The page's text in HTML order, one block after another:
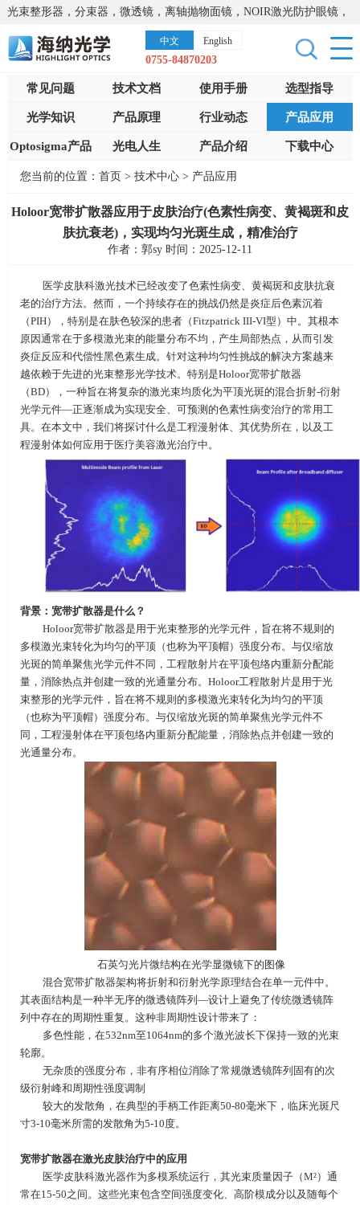
光束整形器，分束器，微透镜，离轴抛物面镜，NOIR激光防护眼镜，
太阳能模拟器，显微镜载物台，激光器，光谱仪，红外热像仪，激光
晶体
中文 English
0755-84870203
常见问题 技术文档 使用手册 选型指导
光学知识 产品原理 行业动态 产品应用
Optosigma产品 光电人生 产品介绍 下载中心
您当前的位置： 首页 > 技术中心 > 产品应用
Holoor宽带扩散器应用于皮肤治疗(色素性病变、黄褐斑和皮
肤抗衰老)，实现均匀光斑生成，精准治疗
作者：郭sy 时间：2025-12-11
医学皮肤科激光技术已经改变了色素性病变、黄褐斑和皮肤抗衰
老的治疗方法。然而，一个持续存在的挑战仍然是炎症后色素沉着
（PIH），特别是在肤色较深的患者（Fitzpatrick III-VI型）中。其根本
原因通常在于多模激光束的能量分布不均，产生局部热点，从而引发
炎症反应和代偿性黑色素生成。针对这种均匀性挑战的解决方案越来
越依赖于先进的光束整形光学技术。特别是Holoor宽带扩散器
（BD），一种旨在将复杂的激光束均质化为平顶光斑的混合折射-衍射
光学元件—正逐渐成为实现安全、可预测的色素性病变治疗的常用工
具。在本文中，我们将探讨什么是工程漫射体、其优势所在，以及工
程漫射体如何应用于医疗美容激光治疗中。
背景：宽带扩散器是什么？
Holoor宽带扩散器是用于光束整形的光学元件，旨在将不规则的
多模激光束转化为均匀的平顶（也称为平顶帽）强度分布。与仅缩放
光斑的简单聚焦光学元件不同，工程散射片在平顶包络内重新分配能
量，消除热点并创建一致的光通量分布。 Holoor工程散射片是用于光
束整形的光学元件，旨在将不规则的多模激光束转化为均匀的平顶
（也称为平顶帽）强度分布。与仅缩放光斑的简单聚焦光学元件不
同，工程漫射体在平顶包络内重新分配能量，消除热点并创建一致的
光通量分布。
石英匀光片微结构在光学显微镜下的图像
混合宽带扩散器架构将折射和衍射光学原理结合在单一元件中。
其表面结构是一种半无序的微透镜阵列—设计上避免了传统微透镜阵
列中存在的周期性重复。这种非周期性设计带来了：
多色性能，在532nm至1064nm的多个激光波长下保持一致的光束
轮廓。
无杂质的强度分布，非有序相位消除了常规微透镜阵列固有的次
级衍射峰和周期性强度调制
较大的发散角，在典型的手柄工作距离50-80毫米下，临床光斑尺
寸3-10毫米所需的发散角为5-10度。
宽带扩散器在激光皮肤治疗中的应用
医学皮肤科激光器作为多模系统运行，其光束质量因子（M²）通
常在15-50之间。这些光束包含空间强度变化、高阶模成分以及随每个